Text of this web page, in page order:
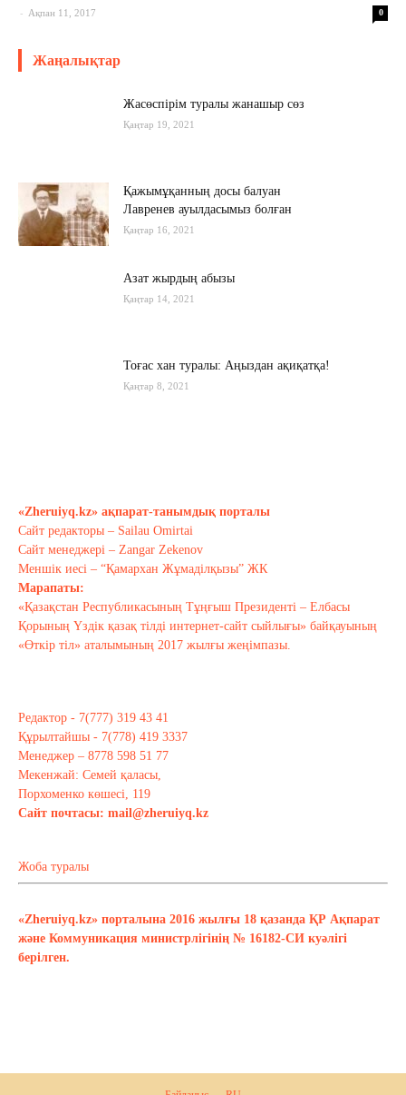
- Ақпан 11, 2017 0
Жаңалықтар
Жасөспірім туралы жанашыр сөз
Қаңтар 19, 2021
Қажымұқанның досы балуан
Лавренев ауылдасымыз болған
Қаңтар 16, 2021
Азат жырдың абызы
Қаңтар 14, 2021
Тоғас хан туралы: Аңыздан ақиқатқа!
Қаңтар 8, 2021
Тағы оқу
«Zheruiyq.kz» ақпарат-танымдық порталы
Сайт редакторы – Sailau Omirtai
Сайт менеджері – Zangar Zekenov
Меншік иесі – “Қамархан Жұмаділқызы” ЖК
Марапаты:
«Қазақстан Республикасының Тұңғыш Президенті – Елбасы
Қорының Үздік қазақ тілді интернет-сайт сыйлығы» байқауының
«Өткір тіл» аталымының 2017 жылғы жеңімпазы.
Редактор - 7(777) 319 43 41
Құрылтайшы - 7(778) 419 3337
Менеджер – 8778 598 51 77
Мекенжай: Семей қаласы,
Порхоменко көшесі, 119
Сайт почтасы: mail@zheruiyq.kz
Жоба туралы
«Zheruiyq.kz» порталына 2016 жылғы 18 қазанда ҚР Ақпарат
және Коммуникация министрлігінің № 16182-СИ куәлігі
берілген.